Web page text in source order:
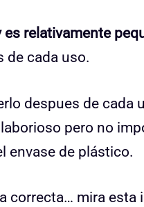
relativamente
de cada uso.
despues de cada
pero no
envase de plástico.
correcta… mira esta